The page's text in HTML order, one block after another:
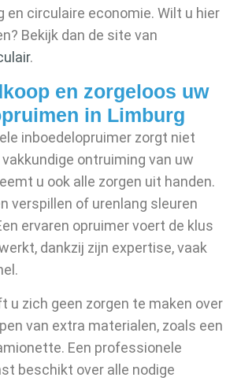
en circulaire economie. Wilt u hier
Bekijk dan de site van
.
en zorgeloos uw
in Limburg
inboedelopruimer zorgt niet
ontruiming van uw
u ook alle zorgen uit handen.
verspillen of urenlang sleuren
ervaren opruimer voert de klus
dankzij zijn expertise, vaak
u zich geen zorgen te maken over
van extra materialen, zoals een
Een professionele
beschikt over alle nodige